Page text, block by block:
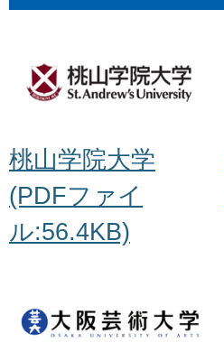
桃山学院大学
(PDFファイ
ル:56.4KB)